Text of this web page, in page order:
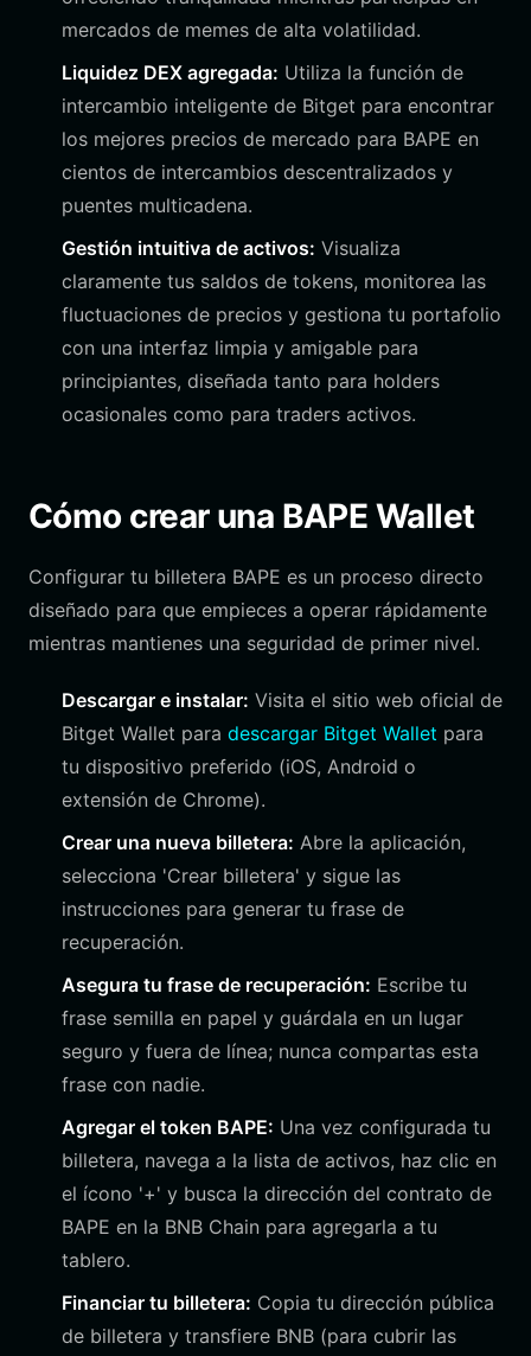
mercados de memes de alta volatilidad.
Liquidez DEX agregada: Utiliza la función de
intercambio inteligente de Bitget para encontrar
los mejores precios de mercado para BAPE en
cientos de intercambios descentralizados y
puentes multicadena.
Gestión intuitiva de activos: Visualiza
claramente tus saldos de tokens, monitorea las
fluctuaciones de precios y gestiona tu portafolio
con una interfaz limpia y amigable para
principiantes, diseñada tanto para holders
ocasionales como para traders activos.
Cómo crear una BAPE Wallet
Configurar tu billetera BAPE es un proceso directo
diseñado para que empieces a operar rápidamente
mientras mantienes una seguridad de primer nivel.
Descargar e instalar: Visita el sitio web oficial de
Bitget Wallet para descargar Bitget Wallet para
tu dispositivo preferido (iOS, Android o
extensión de Chrome).
Crear una nueva billetera: Abre la aplicación,
selecciona 'Crear billetera' y sigue las
instrucciones para generar tu frase de
recuperación.
Asegura tu frase de recuperación: Escribe tu
frase semilla en papel y guárdala en un lugar
seguro y fuera de línea; nunca compartas esta
frase con nadie.
Agregar el token BAPE: Una vez configurada tu
billetera, navega a la lista de activos, haz clic en
el ícono '+' y busca la dirección del contrato de
BAPE en la BNB Chain para agregarla a tu
tablero.
Financiar tu billetera: Copia tu dirección pública
de billetera y transfiere BNB (para cubrir las